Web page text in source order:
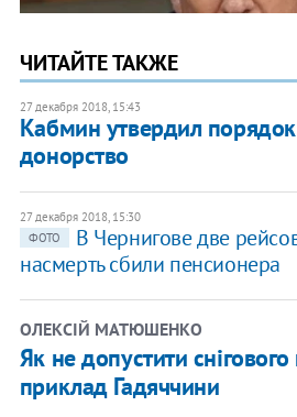
ЧИТАЙТЕ ТАКЖЕ
27 декабря 2018, 15:43
Кабмин утвердил порядок
донорство
27 декабря 2018, 15:30
ФОТО
В Чернигове две
насмерть сбили пенсионера
ОЛЕКСІЙ МАТЮШЕНКО
Як не допустити
приклад Гадяччини